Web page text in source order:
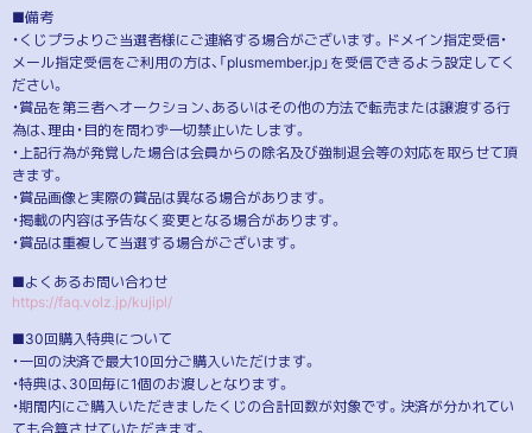
■備考
・くじプラよりご当選者様にご連絡する場合がございます。ドメイン指定受信・
メール指定受信をご利用の方は、「plusmember.jp」を受信できるよう設定してく
ださい。
・賞品を第三者へオークション、あるいはその他の方法で転売または譲渡する行
為は、理由・目的を問わず一切禁止いたします。
・上記行為が発覚した場合は会員からの除名及び強制退会等の対応を取らせて頂
きます。
・賞品画像と実際の賞品は異なる場合があります。
・掲載の内容は予告なく変更となる場合があります。
・賞品は重複して当選する場合がございます。
■よくあるお問い合わせ
https://faq.volz.jp/kujipl/
■30回購入特典について
・一回の決済で最大10回分ご購入いただけます。
・特典は、30回毎に1個のお渡しとなります。
・期間内にご購入いただきましたくじの合計回数が対象です。決済が分かれてい
ても合算させていただきます。